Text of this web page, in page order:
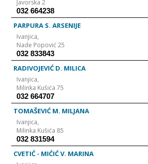
Javorska 2
032 664238
PARPURA S. ARSENIJE
Ivanjica,
Nade Popović 25
032 833843
RADIVOJEVIĆ D. MILICA
Ivanjica,
Milinka Kušića 75
032 664707
TOMAŠEVIĆ M. MILJANA
Ivanjica,
Milinka Kušića 85
032 831594
CVETIĆ - MIĆIĆ V. MARINA